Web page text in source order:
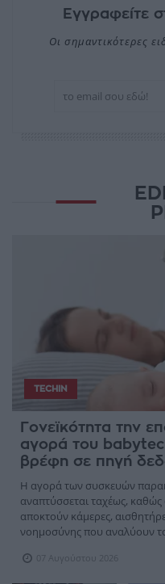
Εγγραφείτε
Οι σημαντικότερες
TECHIN
Γονεϊκότητα την
αγορά του
βρέφη σε πηγή
Η αγορά των συσκευών
αναπτύσσεται ταχέως, καθώς
αποκτούν κάμερες,
νοημοσύνης που αναλύουν
07 Αυγούστου 2026